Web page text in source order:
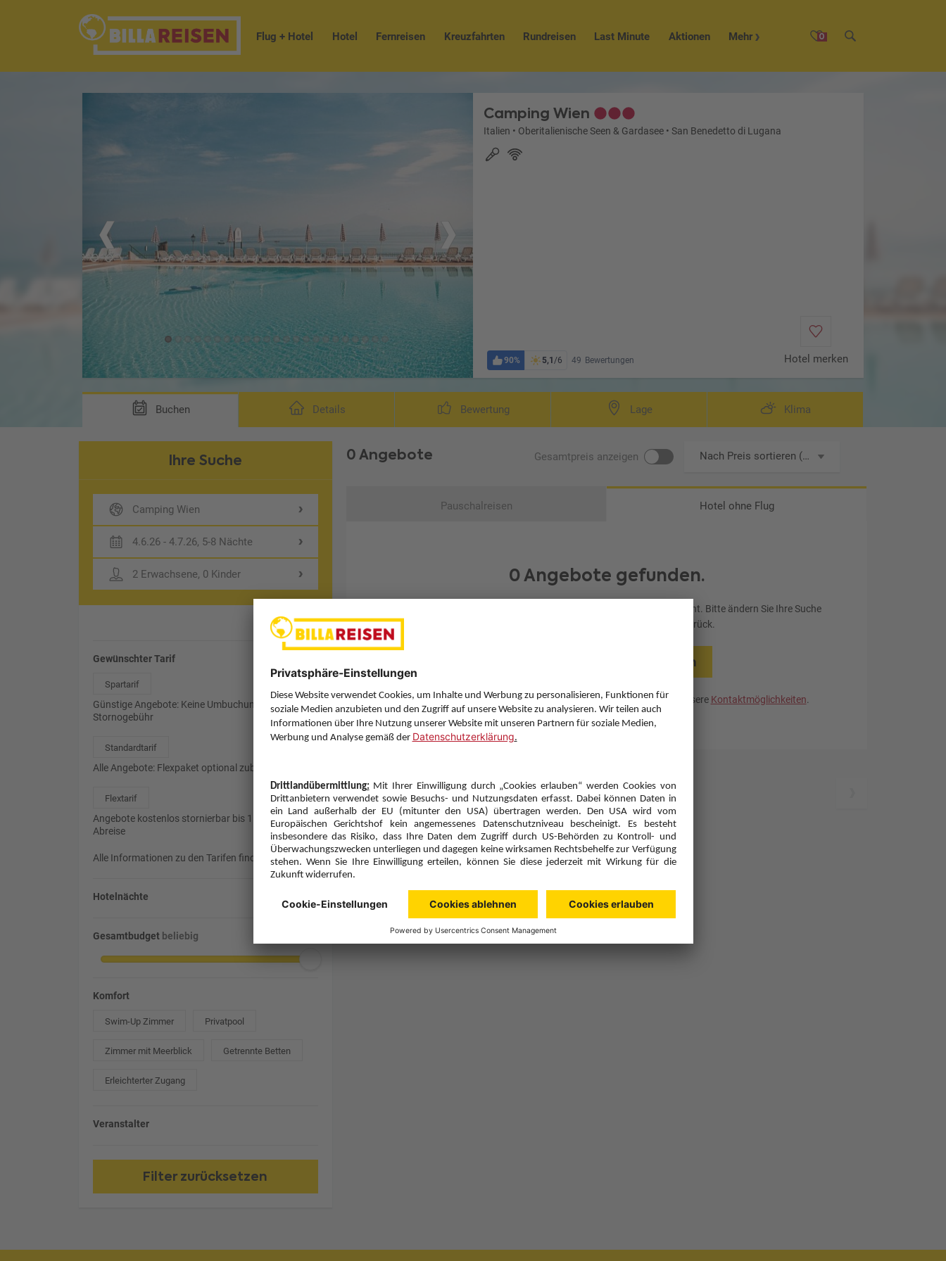
0
Flug + Hotel Hotel Fernreisen Kreuzfahrten Rundreisen Last Minute Aktionen Mehr
Camping Wien
Italien • Oberitalienische Seen & Gardasee • San Benedetto di Lugana
90% 5,1/6 49 Bewertungen Hotel merken
Buchen Details Bewertung Lage Klima
Ihre Suche
Camping Wien
4.6.26 - 4.7.26, 5-8 Nächte
2 Erwachsene, 0 Kinder
Gewünschter Tarif
Spartarif
Günstige Angebote: Keine Umbuchung, 85%
Stornogebühr
Standardtarif
Alle Angebote: Flexpaket optional zubuchbar
Flextarif
Angebote kostenlos stornierbar bis 1 Tag vor
Abreise
Alle Informationen zu den Tarifen finden Siehier
Hotelnächte
Gesamtbudget beliebig
Komfort
Swim-Up Zimmer Privatpool
Zimmer mit Meerblick Getrennte Betten
Erleichterter Zugang
Veranstalter
Filter zurücksetzen
0 Angebote Gesamtpreis anzeigen Nach Preis sortieren (aufsteigend)
Pauschalreisen Hotel ohne Flug
0 Angebote gefunden.
Leider konnten wir kein Angebot finden, das Ihren Wünschen entspricht. Bitte ändern Sie Ihre Suche
oder setzen Sie Ihre letzte Filtereinstellung zurück.
Letzten Filter zurücksetzen
Sie haben eine Frage? Wir helfen Ihnen gerne weiter. Nutzen Sie unsere Kontaktmöglichkeiten.